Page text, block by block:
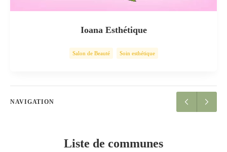
Ioana Esthétique
Salon de Beauté Soin esthétique
NAVIGATION
Liste de communes